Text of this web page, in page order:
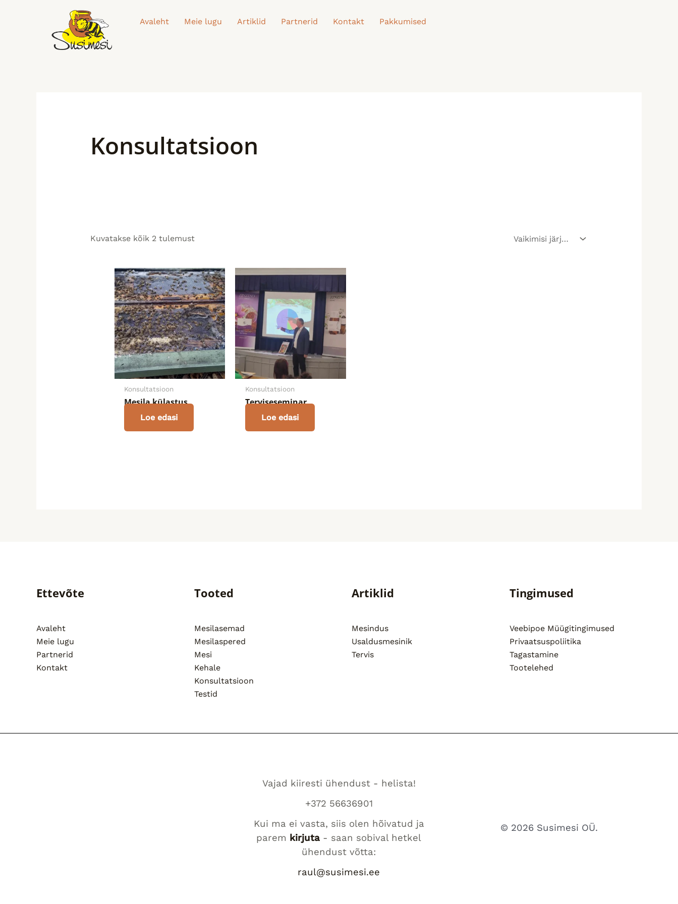
Avaleht Meie lugu Artiklid Partnerid Kontakt Pakkumised
Konsultatsioon
Kuvatakse kõik 2 tulemust
Konsultatsioon
Mesila külastus
Loe edasi
Konsultatsioon
Terviseseminar
Loe edasi
Ettevõte
Avaleht
Meie lugu
Partnerid
Kontakt
Tooted
Mesilasemad
Mesilaspered
Mesi
Kehale
Konsultatsioon
Testid
Artiklid
Mesindus
Usaldusmesinik
Tervis
Tingimused
Veebipoe Müügitingimused
Privaatsuspoliitika
Tagastamine
Tootelehed
Vajad kiiresti ühendust - helista!
+372 56636901
Kui ma ei vasta, siis olen hõivatud ja
parem kirjuta - saan sobival hetkel
ühendust võtta:
raul@susimesi.ee
© 2026 Susimesi OÜ.